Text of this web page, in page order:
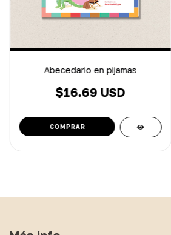
Abecedario en pijamas
$16.69 USD